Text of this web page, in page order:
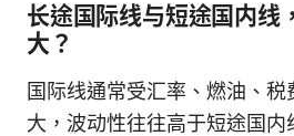
长途国际线与短途国内线
大？
国际线通常受汇率、燃油、
大，波动性往往高于短途国内